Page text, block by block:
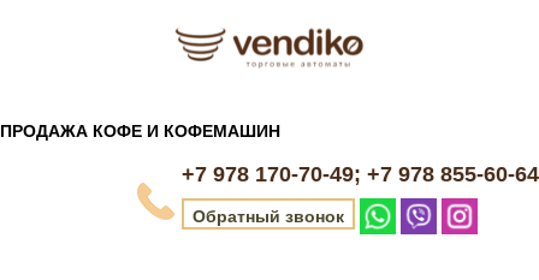
ПРОДАЖА КОФЕ И КОФЕМАШИН
+7 978 170-70-49; +7 978 855-60-64
Обратный звонок